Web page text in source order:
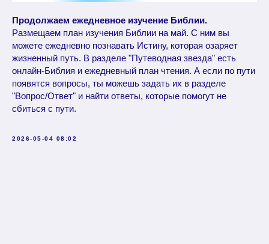
Продолжаем ежедневное изучение Библии.
Размещаем план изучения Библии на май. С ним вы
можете ежедневно познавать Истину, которая озаряет
жизненный путь. В разделе "Путеводная звезда" есть
онлайн-Библия и ежедневный план чтения. А если по пути
появятся вопросы, ты можешь задать их в разделе
"Вопрос/Ответ" и найти ответы, которые помогут не
сбиться с пути.
2026-05-04 08:02